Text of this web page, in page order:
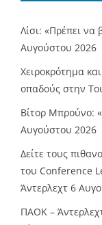
Λίσι: «Πρέπει
Αυγούστου 2026
Χειροκρότημα
οπαδούς στην
Βίτορ Μπρούνο:
Αυγούστου 2026
Δείτε τους
του Conference
Άντερλεχτ 6
ΠΑΟΚ –